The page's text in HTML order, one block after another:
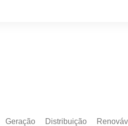
Geração Distribuição